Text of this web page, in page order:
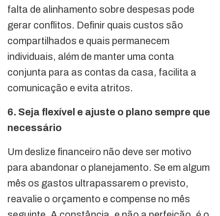
falta de alinhamento sobre despesas pode
gerar conflitos. Definir quais custos são
compartilhados e quais permanecem
individuais, além de manter uma conta
conjunta para as contas da casa, facilita a
comunicação e evita atritos.
6. Seja flexível e ajuste o plano sempre que
necessário
Um deslize financeiro não deve ser motivo
para abandonar o planejamento. Se em algum
mês os gastos ultrapassarem o previsto,
reavalie o orçamento e compense no mês